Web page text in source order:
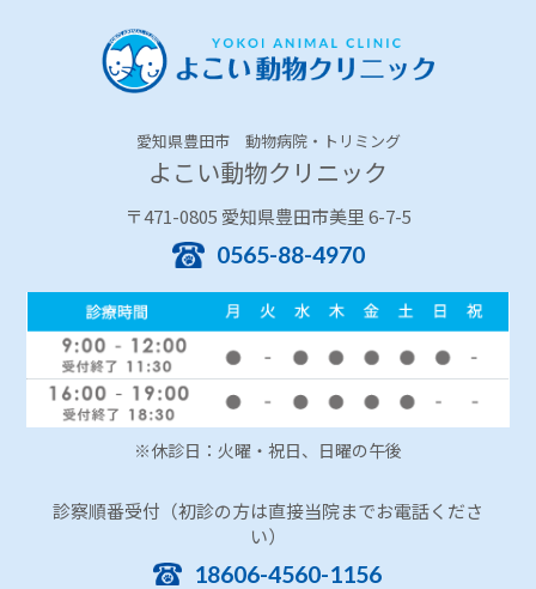
愛知県豊田市 動物病院・トリミング
よこい動物クリニック
〒471-0805 愛知県豊田市美里 6-7-5
0565-88-4970
※休診日：火曜・祝日、日曜の午後
診察順番受付（初診の方は直接当院までお電話くださ
い）
18606-4560-1156